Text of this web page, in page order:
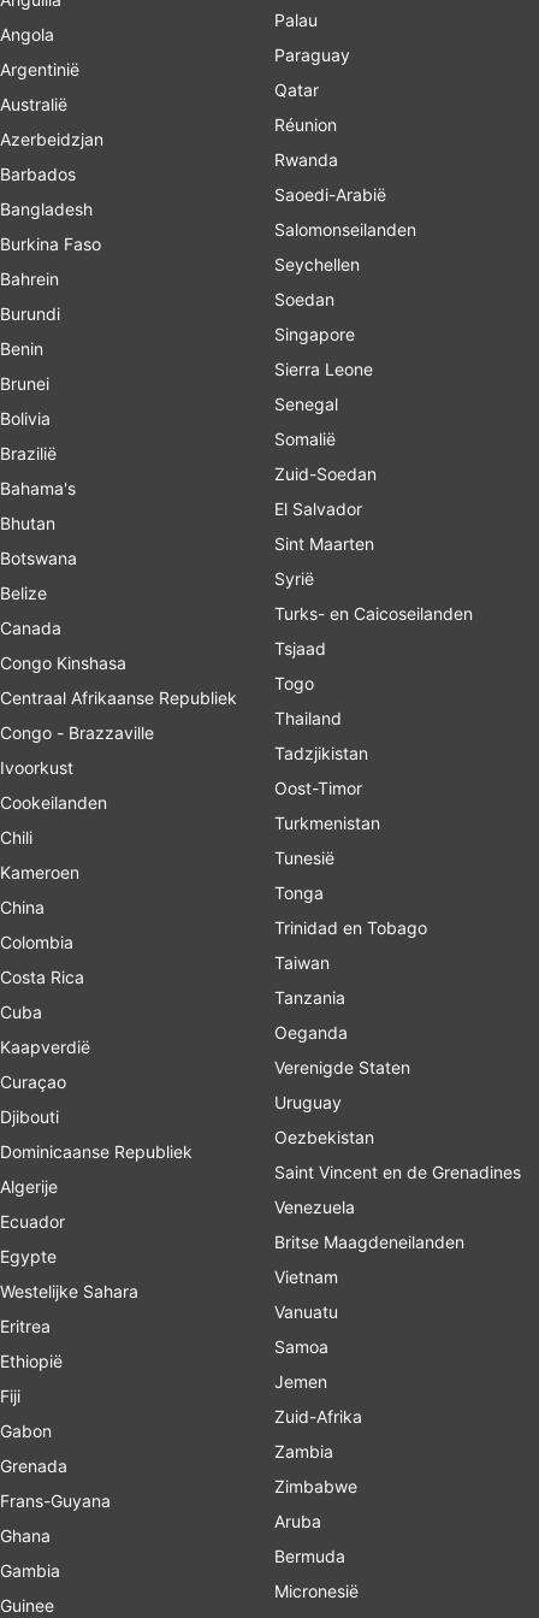
Angola
Argentinië
Australië
Azerbeidzjan
Barbados
Bangladesh
Burkina Faso
Bahrein
Burundi
Benin
Brunei
Bolivia
Brazilië
Bahama's
Bhutan
Botswana
Belize
Canada
Congo Kinshasa
Centraal Afrikaanse Republiek
Congo - Brazzaville
Ivoorkust
Cookeilanden
Chili
Kameroen
China
Colombia
Costa Rica
Cuba
Kaapverdië
Curaçao
Djibouti
Dominicaanse Republiek
Algerije
Ecuador
Egypte
Westelijke Sahara
Eritrea
Ethiopië
Fiji
Gabon
Grenada
Frans-Guyana
Ghana
Gambia
Guinee
Palau
Paraguay
Qatar
Réunion
Rwanda
Saoedi-Arabië
Salomonseilanden
Seychellen
Soedan
Singapore
Sierra Leone
Senegal
Somalië
Zuid-Soedan
El Salvador
Sint Maarten
Syrië
Turks- en Caicoseilanden
Tsjaad
Togo
Thailand
Tadzjikistan
Oost-Timor
Turkmenistan
Tunesië
Tonga
Trinidad en Tobago
Taiwan
Tanzania
Oeganda
Verenigde Staten
Uruguay
Oezbekistan
Saint Vincent en de Grenadines
Venezuela
Britse Maagdeneilanden
Vietnam
Vanuatu
Samoa
Jemen
Zuid-Afrika
Zambia
Zimbabwe
Aruba
Bermuda
Micronesië